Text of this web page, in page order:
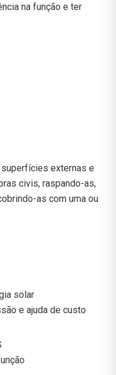
na função e ter
externas e
civis, raspando-as,
as com uma ou
solar
e ajuda de custo